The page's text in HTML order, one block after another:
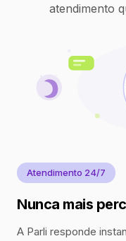
atendimento
Atendimento 24/7
Nunca mais
A Parli responde